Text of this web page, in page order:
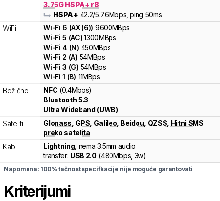
3.75G HSPA+ r8
HSPA+ 42.2/5.76Mbps , ping 50ms
WiFi
Wi-Fi 6 (AX (6)) 9600MBps
Wi-Fi5 (AC) 1300MBps
Wi-Fi 4 (N) 450MBps
Wi-Fi 2 (A) 54MBps
Wi-Fi3 (G) 54MBps
Wi-Fi1 (B) 11MBps
Bežično
NFC (0.4Mbps)
Bluetooth 5.3
Ultra Wideband (UWB)
Sateliti
Glonass GPS Galileo Beidou QZSS Hitni SMS
preko satelita
Kabl
Lightning , nema 3.5mm audio
transfer: USB 2.0 (480Mbps, 3w)
Napomena: 100% tačnost specifkacije nije moguće garantovati!
Kriterijumi